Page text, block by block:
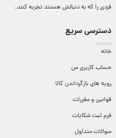
فردی را که به دنبالش هستند تجربه کنند.
دسترسی سریع
خانه
حساب کاربری من
رویه های بازگرداندن کالا
قوانین و مقررات
فرم ثبت شکایات
سوالات متداول